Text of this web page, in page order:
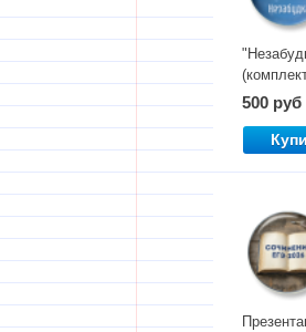
к
в ЕГЭ)
500 руб